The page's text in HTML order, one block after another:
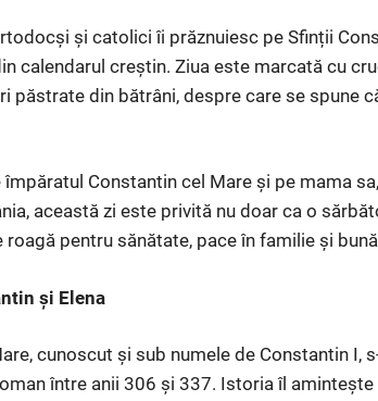
și catolici îi prăznuiesc pe Sfinții
calendarul creștin. Ziua este marcată cu
păstrate din bătrâni, despre care se spune
Constantin cel Mare și pe mama
această zi este privită nu doar ca o
pentru sănătate, pace în familie și
și Elena
cunoscut și sub numele de Constantin I,
între anii 306 și 337. Istoria îl